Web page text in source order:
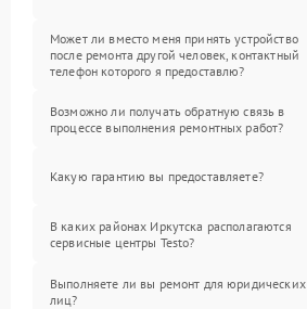
Может ли вместо меня принять устройство
после ремонта другой человек, контактный
телефон которого я предоставлю?
Возможно ли получать обратную связь в
процессе выполнения ремонтных работ?
Какую гарантию вы предоставляете?
В каких районах Иркутска располагаются
сервисные центры Testo?
Выполняете ли вы ремонт для юридических
лиц?